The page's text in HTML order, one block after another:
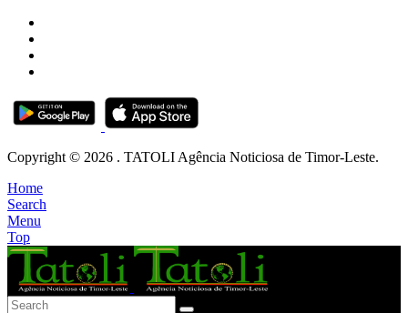
Copyright © 2026 . TATOLI Agência Noticiosa de Timor-Leste.
Home
Search
Menu
Top